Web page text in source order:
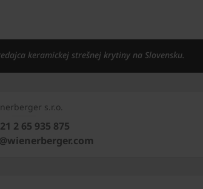
keramickej strešnej krytiny na Slovensku.
s.r.o.
2 65 935 875